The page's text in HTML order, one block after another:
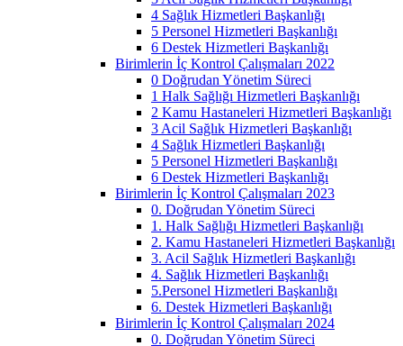
4 Sağlık Hizmetleri Başkanlığı
5 Personel Hizmetleri Başkanlığı
6 Destek Hizmetleri Başkanlığı
Birimlerin İç Kontrol Çalışmaları 2022
0 Doğrudan Yönetim Süreci
1 Halk Sağlığı Hizmetleri Başkanlığı
2 Kamu Hastaneleri Hizmetleri Başkanlığı
3 Acil Sağlık Hizmetleri Başkanlığı
4 Sağlık Hizmetleri Başkanlığı
5 Personel Hizmetleri Başkanlığı
6 Destek Hizmetleri Başkanlığı
Birimlerin İç Kontrol Çalışmaları 2023
0. Doğrudan Yönetim Süreci
1. Halk Sağlığı Hizmetleri Başkanlığı
2. Kamu Hastaneleri Hizmetleri Başkanlığı
3. Acil Sağlık Hizmetleri Başkanlığı
4. Sağlık Hizmetleri Başkanlığı
5.Personel Hizmetleri Başkanlığı
6. Destek Hizmetleri Başkanlığı
Birimlerin İç Kontrol Çalışmaları 2024
0. Doğrudan Yönetim Süreci